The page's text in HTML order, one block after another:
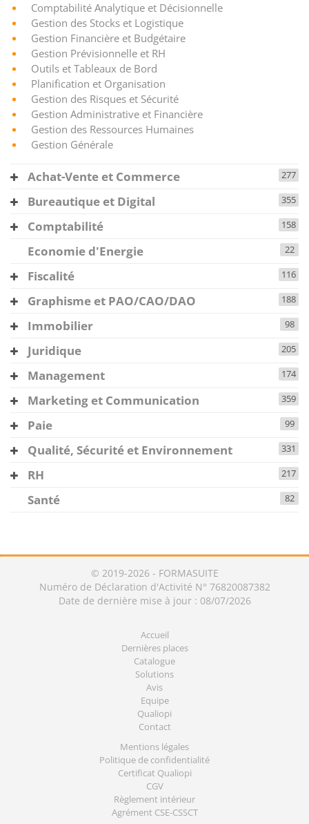
Comptabilité Analytique et Décisionnelle
Gestion des Stocks et Logistique
Gestion Financière et Budgétaire
Gestion Prévisionnelle et RH
Outils et Tableaux de Bord
Planification et Organisation
Gestion des Risques et Sécurité
Gestion Administrative et Financière
Gestion des Ressources Humaines
Gestion Générale
Achat-Vente et Commerce 277
Bureautique et Digital 355
Comptabilité 158
Economie d'Energie 22
Fiscalité 116
Graphisme et PAO/CAO/DAO 188
Immobilier 98
Juridique 205
Management 174
Marketing et Communication 359
Paie 99
Qualité, Sécurité et Environnement 331
RH 217
Santé 82
© 2019-2026 - FORMASUITE
Numéro de Déclaration d'Activité N° 76820087382
Date de dernière mise à jour : 08/07/2026
Accueil
Dernières places
Catalogue
Solutions
Avis
Equipe
Qualiopi
Contact
Mentions légales
Politique de confidentialité
Certificat Qualiopi
CGV
Règlement intérieur
Agrément CSE-CSSCT